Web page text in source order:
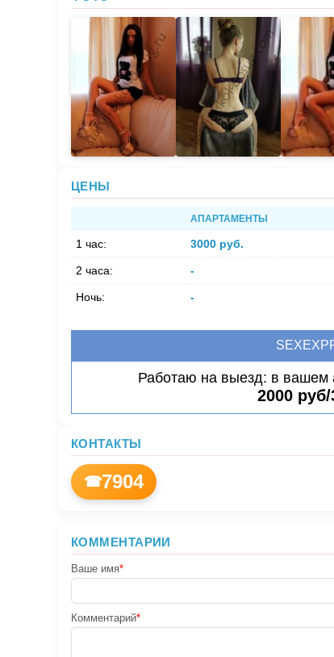
ЦЕНЫ
АПАРТАМЕНТЫ
1 час: 3000 руб.
2 часа: -
Ночь: -
Работаю на выезд: в вашем
2000
КОНТАКТЫ
☎7904
КОММЕНТАРИИ
Ваше имя*
Комментарий*